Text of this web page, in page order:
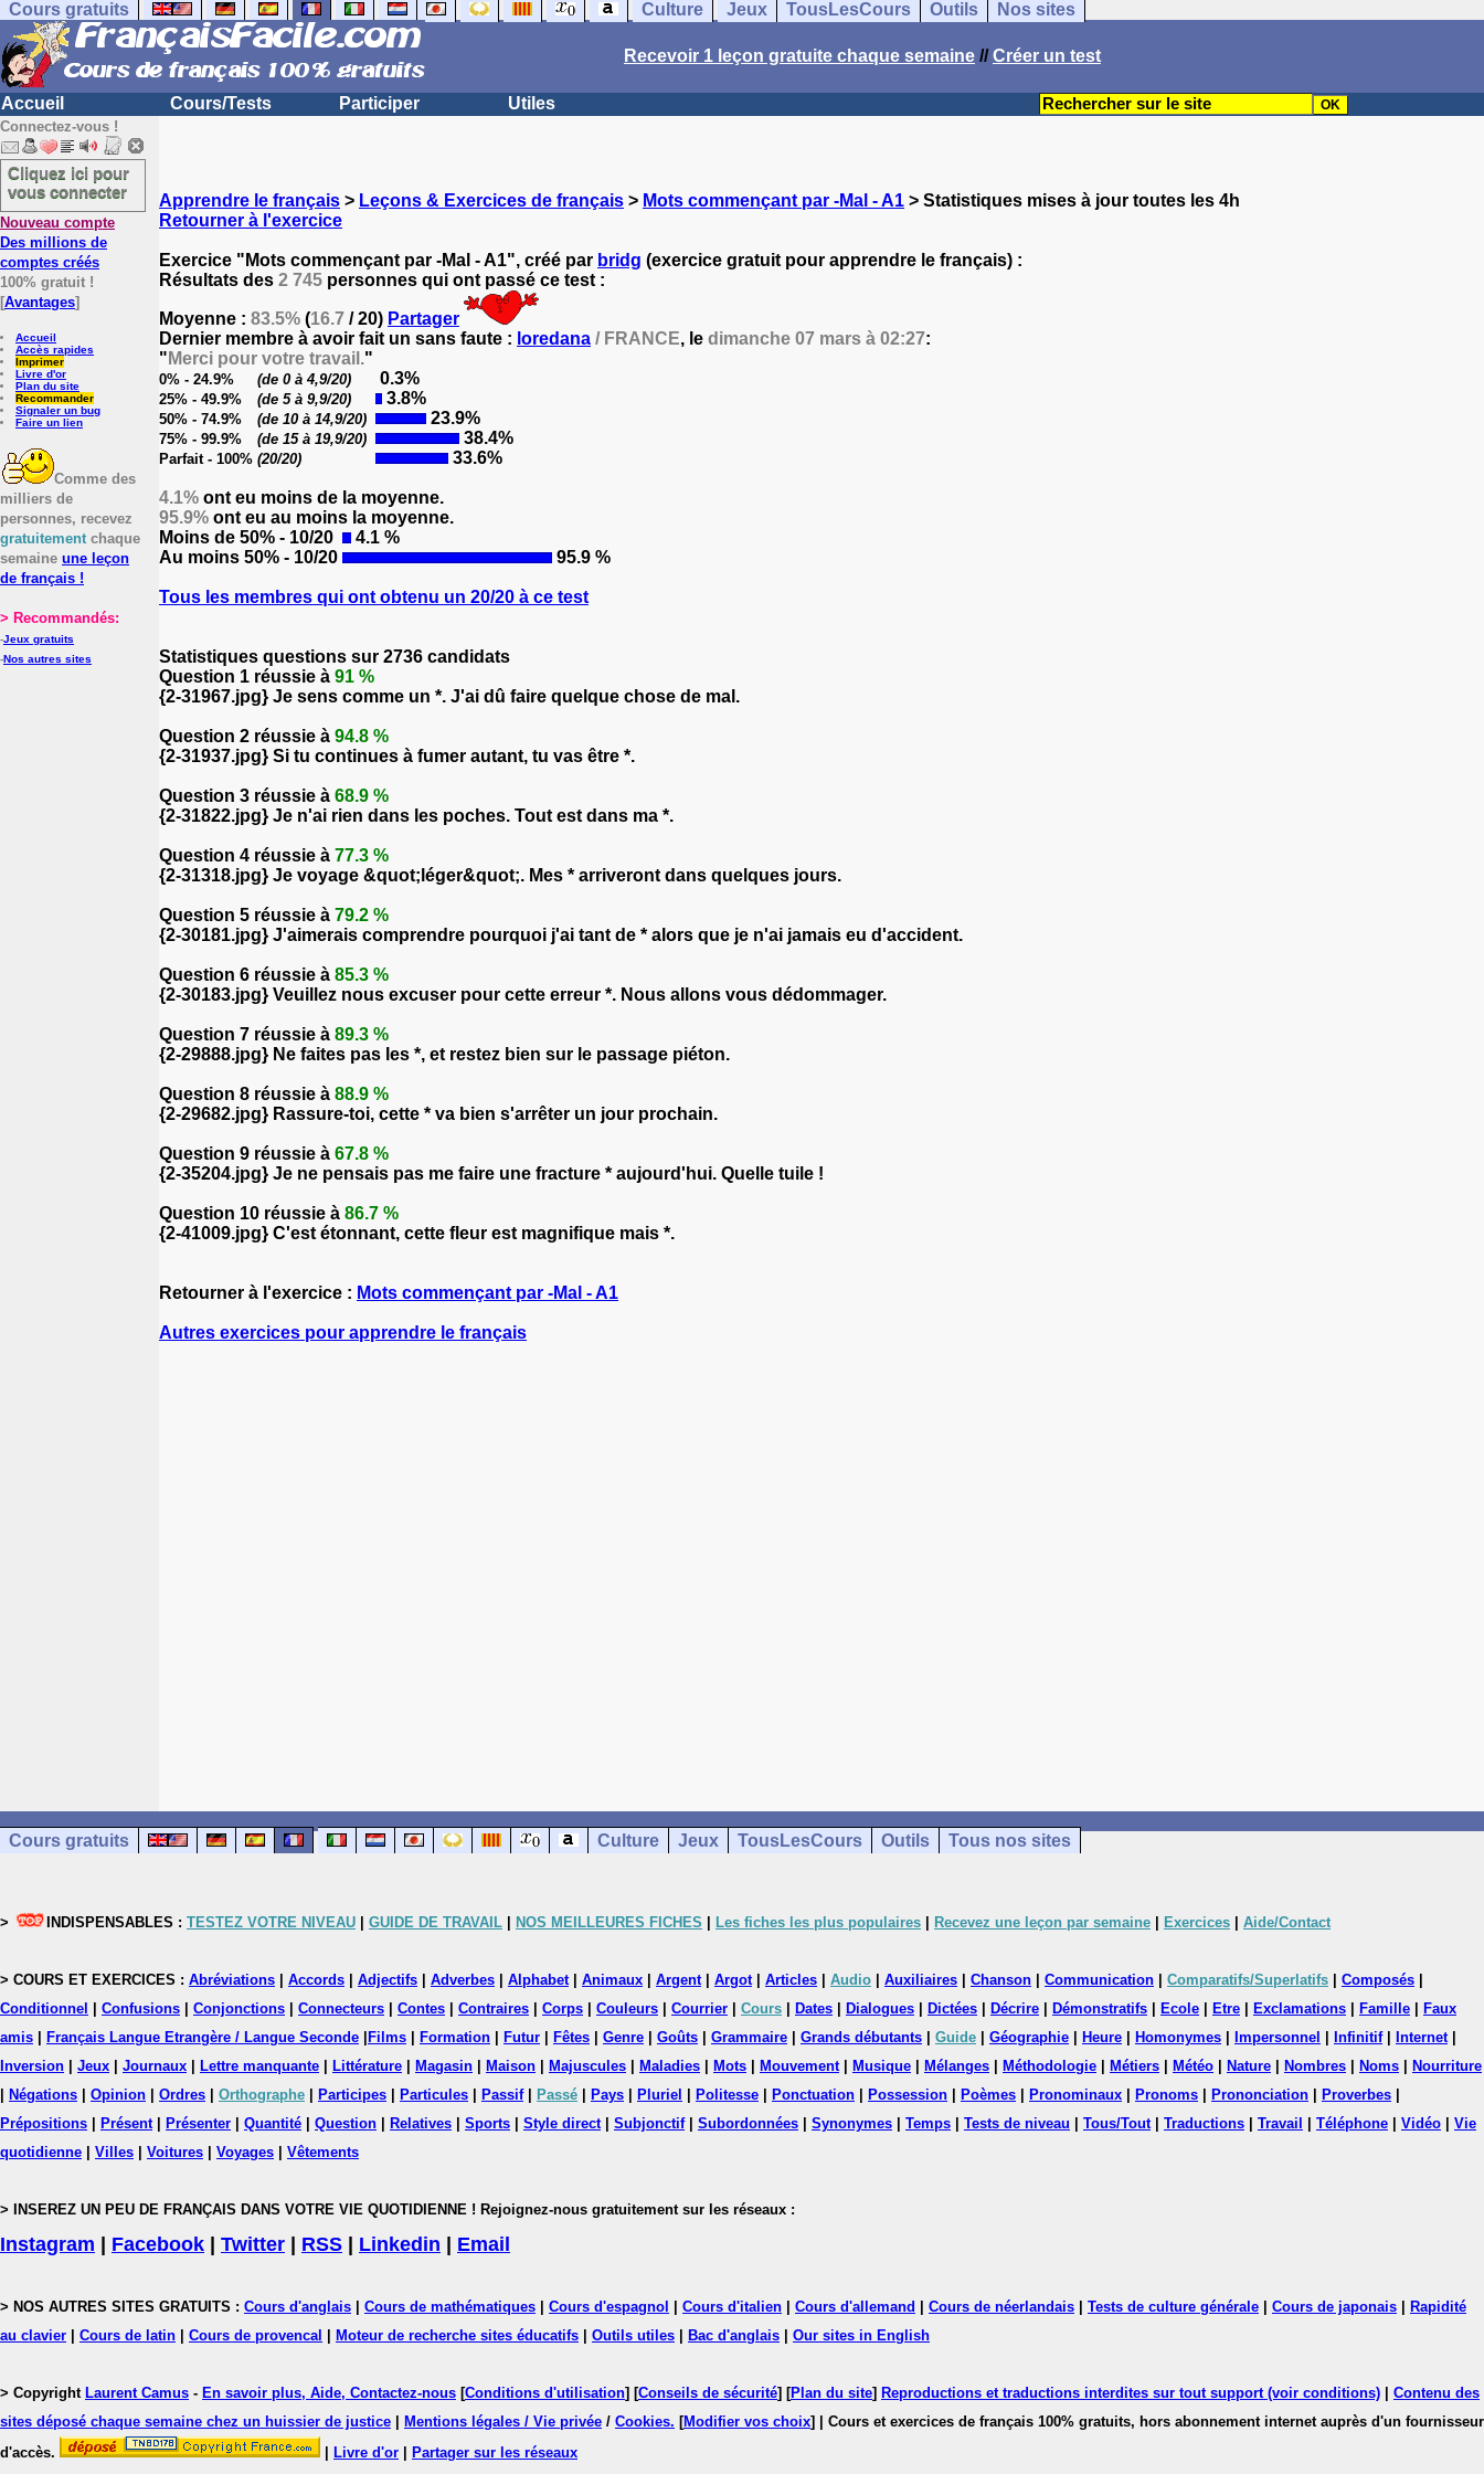
Cours gratuits Culture Jeux TousLesCours Outils Nos sites
Recevoir 1 leçon gratuite chaque semaine //Créer un test
Accueil Cours/Tests Participer Utiles
Connectez-vous !
Cliquez ici pour
vous connecter
Nouveau compte
Des millions de
comptes créés
100% gratuit !
[Avantages]
Accueil
Accès rapides
Imprimer
Livre d'or
Plan du site
Recommander
Signaler un bug
Faire un lien
Comme des
milliers de
personnes, recevez
gratuitementchaque
semaine une leçon
de français !
> Recommandés:
-Jeux gratuits
-Nos autres sites
Apprendre le français > Leçons & Exercices de français > Mots commençant par -Mal - A1 > Statistiques mises à jour toutes les 4h
Retourner à l'exercice
Exercice "Mots commençant par -Mal - A1", créé par bridg (exercice gratuit pour apprendre le français) :
Résultats des 2 745 personnes qui ont passé ce test :
Moyenne : 83.5% (16.7 / 20) Partager
Dernier membre à avoir fait un sans faute : loredana / FRANCE, le dimanche 07 mars à 02:27:
" Merci pour votre travail."
0% - 24.9% (de 0 à 4,9/20) 0.3%
25% - 49.9% (de 5 à 9,9/20) 3.8%
50% - 74.9% (de 10 à 14,9/20) 23.9%
75% - 99.9% (de 15 à 19,9/20) 38.4%
Parfait - 100% (20/20) 33.6%
4.1% ont eu moins de la moyenne.
95.9% ont eu au moins la moyenne.
Moins de 50% - 10/20
4.1 %
Au moins 50% - 10/20
95.9 %
Tous les membres qui ont obtenu un 20/20 à ce test
Statistiques questions sur 2736 candidats
Question 1 réussie à 91 %
{2-31967.jpg} Je sens comme un *. J'ai dû faire quelque chose de mal.
Question 2 réussie à 94.8 %
{2-31937.jpg} Si tu continues à fumer autant, tu vas être *.
Question 3 réussie à 68.9 %
{2-31822.jpg} Je n'ai rien dans les poches. Tout est dans ma *.
Question 4 réussie à 77.3 %
{2-31318.jpg} Je voyage &quot;léger&quot;. Mes * arriveront dans quelques jours.
Question 5 réussie à 79.2 %
{2-30181.jpg} J'aimerais comprendre pourquoi j'ai tant de * alors que je n'ai jamais eu d'accident.
Question 6 réussie à 85.3 %
{2-30183.jpg} Veuillez nous excuser pour cette erreur *. Nous allons vous dédommager.
Question 7 réussie à 89.3 %
{2-29888.jpg} Ne faites pas les *, et restez bien sur le passage piéton.
Question 8 réussie à 88.9 %
{2-29682.jpg} Rassure-toi, cette * va bien s'arrêter un jour prochain.
Question 9 réussie à 67.8 %
{2-35204.jpg} Je ne pensais pas me faire une fracture * aujourd'hui. Quelle tuile !
Question 10 réussie à 86.7 %
{2-41009.jpg} C'est étonnant, cette fleur est magnifique mais *.
Retourner à l'exercice : Mots commençant par -Mal - A1
Autres exercices pour apprendre le français
Cours gratuits Culture Jeux TousLesCours Outils Tous nos sites
> INDISPENSABLES : TESTEZ VOTRE NIVEAU GUIDE DE TRAVAIL NOS MEILLEURES FICHES Les fiches les plus populaires Recevez une leçon par semaine Exercices Aide/Contact
> COURS ET EXERCICES : Abréviations Accords Adjectifs Adverbes Alphabet| Animaux Argent| Argot| Articles Audio Auxiliaires Chanson Communication Comparatifs/Superlatifs Composés
Conditionnel
Confusions Conjonctions Connecteurs Contes Contraires Corps Couleurs Courrier Cours Dates Dialogues Dictées Décrire Démonstratifs Ecole Etre Exclamations Famille
Faux
amis
Français Langue Etrangère / Langue Seconde Films Formation Futur Fêtes Genre Goûts Grammaire Grands débutants Guide Géographie Heure Homonymes Impersonnel Infinitif| Internet|
Inversion
Jeux Journaux Lettre manquante Littérature Magasin Maison Majuscules Maladies Mots Mouvement| Musique Mélanges Méthodologie Métiers Météo Nature Nombres Noms
Nourriture
Négations Opinion Ordres Orthographe Participes Particules Passif| Passé Pays Pluriel Politesse Ponctuation Possession Poèmes Pronominaux Pronoms Prononciation Proverbes
Prépositions
Présent| Présenter Quantité Question Relatives Sports Style direct| Subjonctif| Subordonnées Synonymes Temps Tests de niveau Tous/Tout| Traductions Travail Téléphone Vidéo
Vie
quotidienne
Villes Voitures Voyages Vêtements
> INSEREZ UN PEU DE FRANÇAIS DANS VOTRE VIE QUOTIDIENNE ! Rejoignez-nous gratuitement sur les réseaux :
Instagram Facebook Twitter RSS Linkedin Email
> NOS AUTRES SITES GRATUITS : Cours d'anglais Cours de mathématiques Cours d'espagnol Cours d'italien Cours d'allemand Cours de néerlandais Tests de culture générale Cours de japonais
Rapidité
au clavier
Cours de latin Cours de provencal Moteur de recherche sites éducatifs Outils utiles Bac d'anglais Our sites in English
> Copyright Laurent Camus - En savoir plus, Aide, Contactez-nous [Conditions d'utilisation] [Conseils de sécurité] [Plan du site] Reproductions et traductions interdites sur tout support (voir conditions)
Contenu des
sites déposé chaque semaine chez un huissier de justice
Mentions légales / Vie privée / Cookies. [Modifier vos choix]
| Cours et exercices de français 100% gratuits, hors abonnement internet auprès d'un fournisseur
d'accès.
Livre d'or Partager sur les réseaux